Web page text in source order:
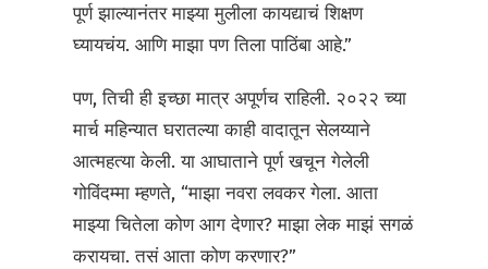
पूर्ण झाल्यानंतर माझ्या मुलीला कायद्याचं शिक्षण
घ्यायचंय. आणि माझा पण तिला पाठिंबा आहे.”
पण, तिची ही इच्छा मात्र अपूर्णच राहिली. २०२२ च्या
मार्च महिन्यात घरातल्या काही वादातून सेलय्याने
आत्महत्या केली. या आघाताने पूर्ण खचून गेलेली
गोविंदम्मा म्हणते, “माझा नवरा लवकर गेला. आता
माझ्या चितेला कोण आग देणार? माझा लेक माझं सगळं
करायचा. तसं आता कोण करणार?”